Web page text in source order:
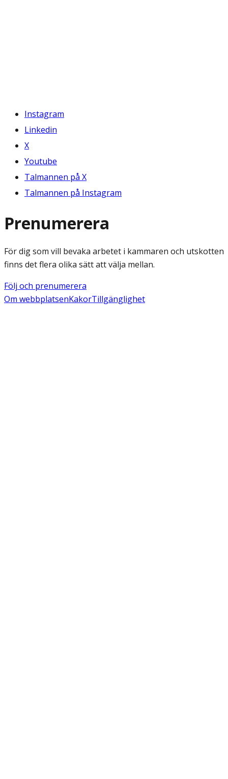
Instagram
Linkedin
X
Youtube
Talmannen på X
Talmannen på Instagram
Prenumerera
För dig som vill bevaka arbetet i kammaren och utskotten
finns det flera olika sätt att välja mellan.
Följ och prenumerera
Om webbplatsenKakorTillgänglighet